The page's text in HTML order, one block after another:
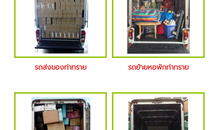
รถส่งของท่าทราย รถย้ายหอพักท่าทราย